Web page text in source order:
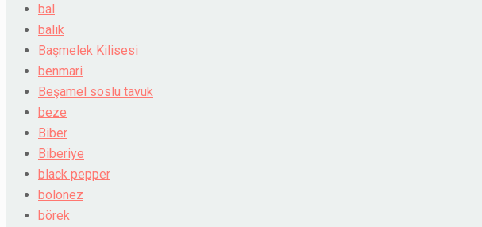
bal
balık
Başmelek Kilisesi
benmari
Beşamel soslu tavuk
beze
Biber
Biberiye
black pepper
bolonez
börek